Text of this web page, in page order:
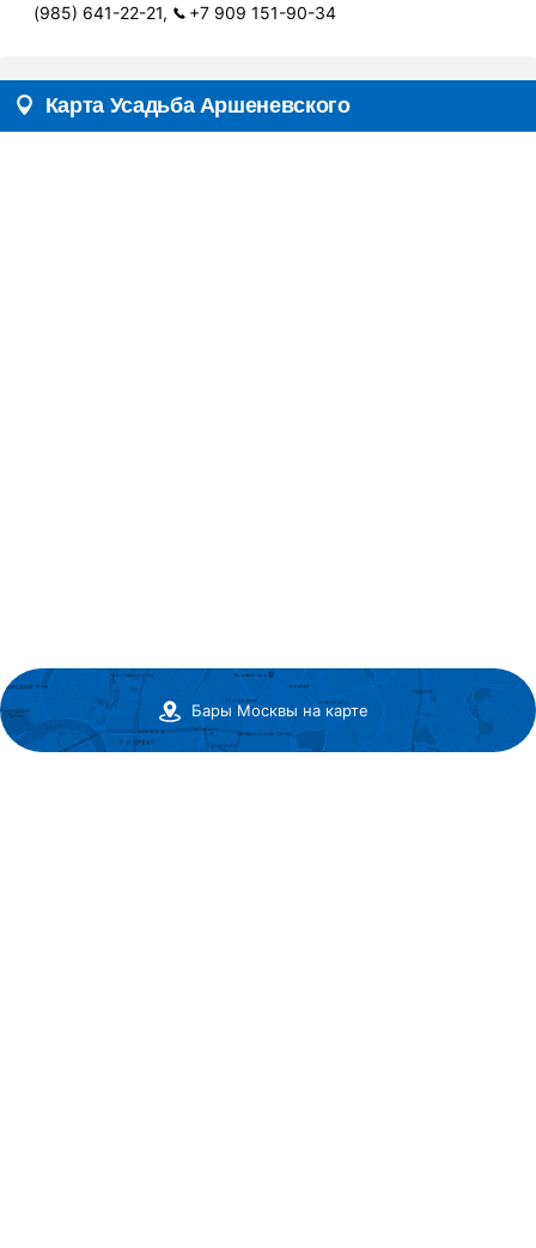
(985) 641-22-21,
+7 909 151-90-34
Карта Усадьба Аршеневского
Бары Москвы на карте